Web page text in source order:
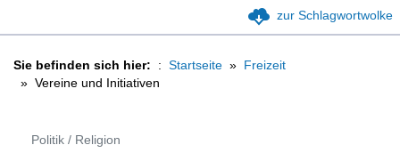
zur Schlagwortwolke
Sie befinden sich hier: Startseite
Freizeit
Vereine und Initiativen
Politik / Religion